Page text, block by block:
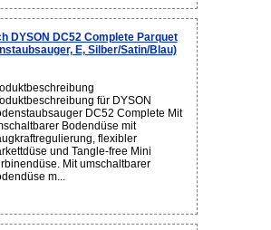
DYSON DC52 Complete Parquet
E, Silber/Satin/Blau)
für DYSON
DC52 Complete Mit
Bodendüse mit
flexibler
und Tangle-free Mini
Mit umschaltbarer
m...